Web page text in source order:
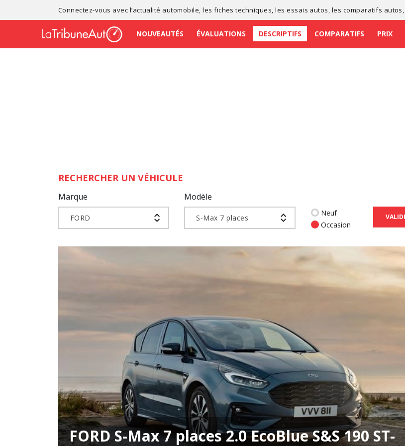
Connectez-vous avec l’actualité automobile , lesfiches techniques , lesessais autos , les comparatifs autos
NOUVEAUTÉS ÉVALUATIONS DESCRIPTIFS COMPARATIFS PRIX
RECHERCHER UN VÉHICULE
Marque
FORD
Modèle
S-Max 7 places
Neuf
Occasion
FORD S-Max 7 places 2.0 EcoBlue S&S 190 ST-